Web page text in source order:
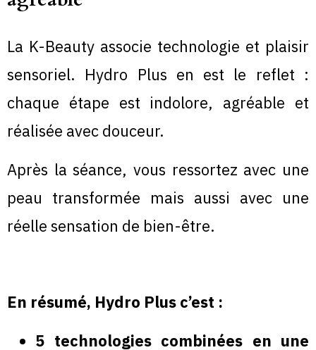
La K-Beauty associe technologie et plaisir
sensoriel. Hydro Plus en est le reflet :
chaque étape est indolore, agréable et
réalisée avec douceur.
Après la séance, vous ressortez avec une
peau transformée mais aussi avec une
réelle sensation de bien-être.
En résumé, Hydro Plus c’est :
5 technologies combinées en une